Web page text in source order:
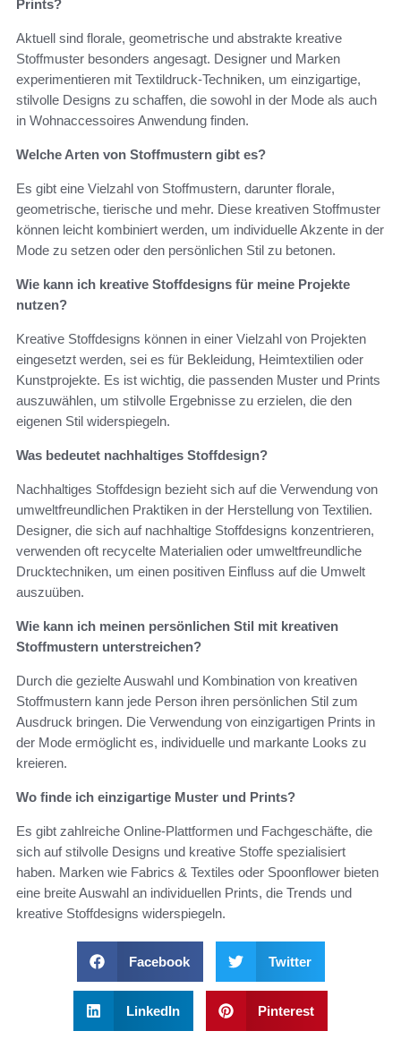
Prints?
Aktuell sind florale, geometrische und abstrakte kreative
Stoffmuster besonders angesagt. Designer und Marken
experimentieren mit Textildruck-Techniken, um einzigartige,
stilvolle Designs zu schaffen, die sowohl in der Mode als auch
in Wohnaccessoires Anwendung finden.
Welche Arten von Stoffmustern gibt es?
Es gibt eine Vielzahl von Stoffmustern, darunter florale,
geometrische, tierische und mehr. Diese kreativen Stoffmuster
können leicht kombiniert werden, um individuelle Akzente in der
Mode zu setzen oder den persönlichen Stil zu betonen.
Wie kann ich kreative Stoffdesigns für meine Projekte
nutzen?
Kreative Stoffdesigns können in einer Vielzahl von Projekten
eingesetzt werden, sei es für Bekleidung, Heimtextilien oder
Kunstprojekte. Es ist wichtig, die passenden Muster und Prints
auszuwählen, um stilvolle Ergebnisse zu erzielen, die den
eigenen Stil widerspiegeln.
Was bedeutet nachhaltiges Stoffdesign?
Nachhaltiges Stoffdesign bezieht sich auf die Verwendung von
umweltfreundlichen Praktiken in der Herstellung von Textilien.
Designer, die sich auf nachhaltige Stoffdesigns konzentrieren,
verwenden oft recycelte Materialien oder umweltfreundliche
Drucktechniken, um einen positiven Einfluss auf die Umwelt
auszuüben.
Wie kann ich meinen persönlichen Stil mit kreativen
Stoffmustern unterstreichen?
Durch die gezielte Auswahl und Kombination von kreativen
Stoffmustern kann jede Person ihren persönlichen Stil zum
Ausdruck bringen. Die Verwendung von einzigartigen Prints in
der Mode ermöglicht es, individuelle und markante Looks zu
kreieren.
Wo finde ich einzigartige Muster und Prints?
Es gibt zahlreiche Online-Plattformen und Fachgeschäfte, die
sich auf stilvolle Designs und kreative Stoffe spezialisiert
haben. Marken wie Fabrics & Textiles oder Spoonflower bieten
eine breite Auswahl an individuellen Prints, die Trends und
kreative Stoffdesigns widerspiegeln.
Facebook Twitter
LinkedIn Pinterest